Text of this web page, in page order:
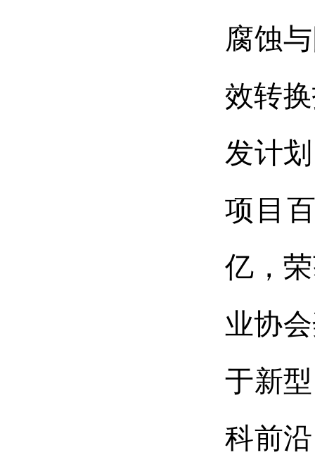
腐蚀
效转
发计
项目
亿，
业协
于新
科前